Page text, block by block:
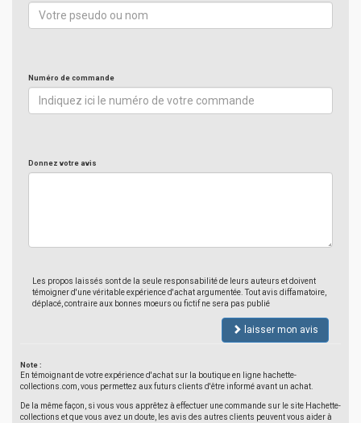
Numéro de commande
Donnez votre avis
Les propos laissés sont de la seule responsabilité de leurs auteurs et doivent
témoigner d'une véritable expérience d'achat argumentée. Tout avis diffamatoire,
déplacé, contraire aux bonnes moeurs ou fictif ne sera pas publié
laisser mon avis
Note :
En témoignant de votre expérience d'achat sur la boutique en ligne hachette-
collections.com, vous permettez aux futurs clients d'être informé avant un achat.
De la même façon, si vous vous apprêtez à effectuer une commande sur le site Hachette-
collections et que vous avez un doute, les avis des autres clients peuvent vous aider à